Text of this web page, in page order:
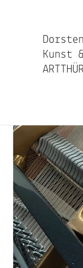
Kunst
ARTTHÜR